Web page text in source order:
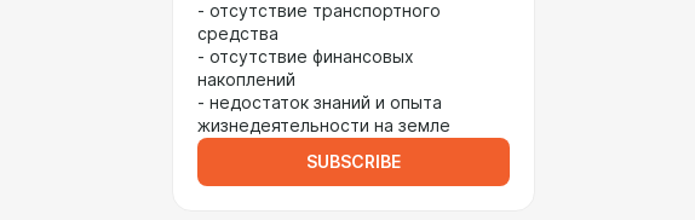
- отсутствие транспортного
средства
- отсутствие финансовых
накоплений
- недостаток знаний и опыта
жизнедеятельности на земле
SUBSCRIBE